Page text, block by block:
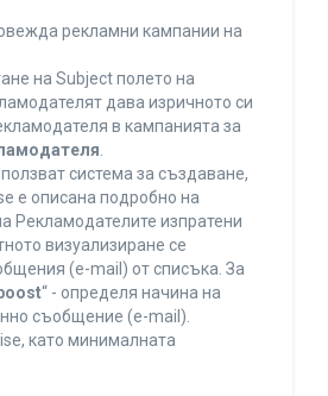
рекламни кампании на
на Subject полето на
дава изричното си
в кампанията за
система за създаване,
е описана подробно на
Рекламодателите изпратени
визуализиране се
(e-mail) от списъка. За
“ - определя начина на
съобщение (e-mail).
като минималната